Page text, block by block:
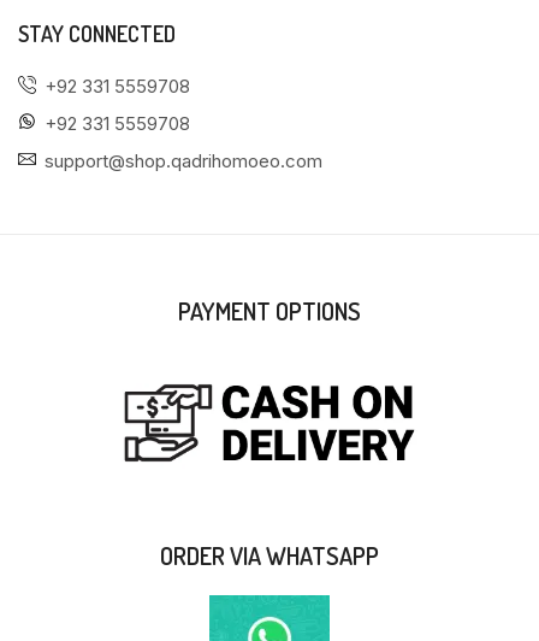
STAY CONNECTED
+92 331 5559708
+92 331 5559708
support@shop.qadrihomoeo.com
PAYMENT OPTIONS
ORDER VIA WHATSAPP